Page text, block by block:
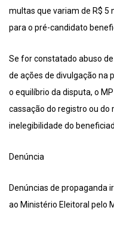
multas que variam de R$ 5
para o pré-candidato
Se for constatado abuso
de ações de divulgação na
o equilíbrio da disputa, o
cassação do registro ou do
inelegibilidade do
Denúncia
Denúncias de propaganda
ao Ministério Eleitoral pelo